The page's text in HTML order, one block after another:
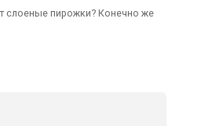
слоеные пирожки? Конечно же